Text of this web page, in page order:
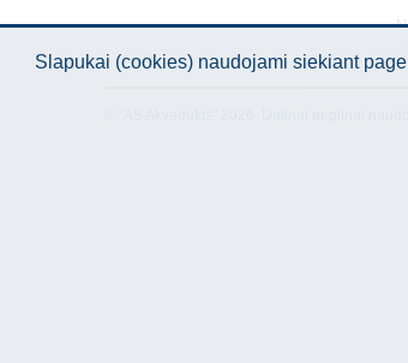
Slapukai (cookies) naudojami siekiant